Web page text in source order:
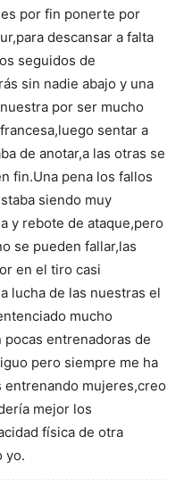
por fin ponerte por
descansar a falta
seguidos de
sin nadie abajo y una
por ser mucho
sentar a
de anotar,a las otras se
fin.Una pena los fallos
siendo muy
y rebote de ataque,pero
se pueden fallar,las
en el tiro casi
lucha de las nuestras el
mucho
entrenadoras de
pero siempre me ha
mujeres,creo
mejor los
física de otra
yo.